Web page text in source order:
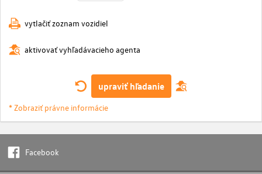
vytlačiť zoznam vozidiel
aktivovať vyhľadávacieho agenta
upraviť hľadanie
* Zobraziť právne informácie
Facebook